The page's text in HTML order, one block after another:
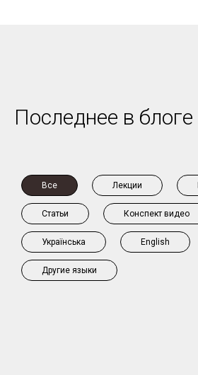
Последнее в блоге
Все Лекции
Статьи Конспект видео
Українська English
Другие языки